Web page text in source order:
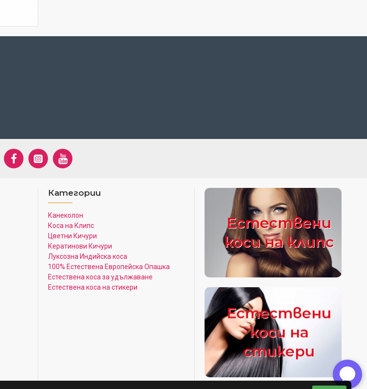
Категории
Канеколон
Коса на Клипс
Цветни Кичури
Кератинови Кичури
Луксозна Индийска коса
100% Естествена Европейска Опашка
Естествена коса за удължаване
Естествена коса на стикери
Естествени
коси на клипс
Естествени
коси на
стикери